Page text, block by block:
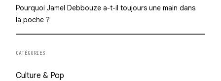
Pourquoi Jamel Debbouze a-t-il toujours une main dans
la poche ?
CATÉGORIES
Culture & Pop